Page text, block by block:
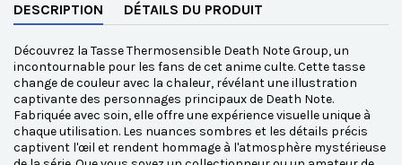
DESCRIPTION DÉTAILS DU PRODUIT
Découvrez la Tasse Thermosensible Death Note Group, un
incontournable pour les fans de cet anime culte. Cette tasse
change de couleur avec la chaleur, révélant une illustration
captivante des personnages principaux de Death Note.
Fabriquée avec soin, elle offre une expérience visuelle unique à
chaque utilisation. Les nuances sombres et les détails précis
captivent l'œil et rendent hommage à l'atmosphère mystérieuse